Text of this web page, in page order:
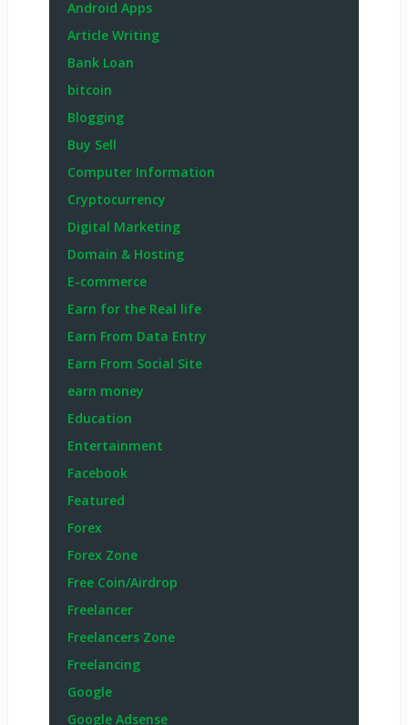
Android Apps
Article Writing
Bank Loan
bitcoin
Blogging
Buy Sell
Computer Information
Cryptocurrency
Digital Marketing
Domain & Hosting
E-commerce
Earn for the Real life
Earn From Data Entry
Earn From Social Site
earn money
Education
Entertainment
Facebook
Featured
Forex
Forex Zone
Free Coin/Airdrop
Freelancer
Freelancers Zone
Freelancing
Google
Google Adsense